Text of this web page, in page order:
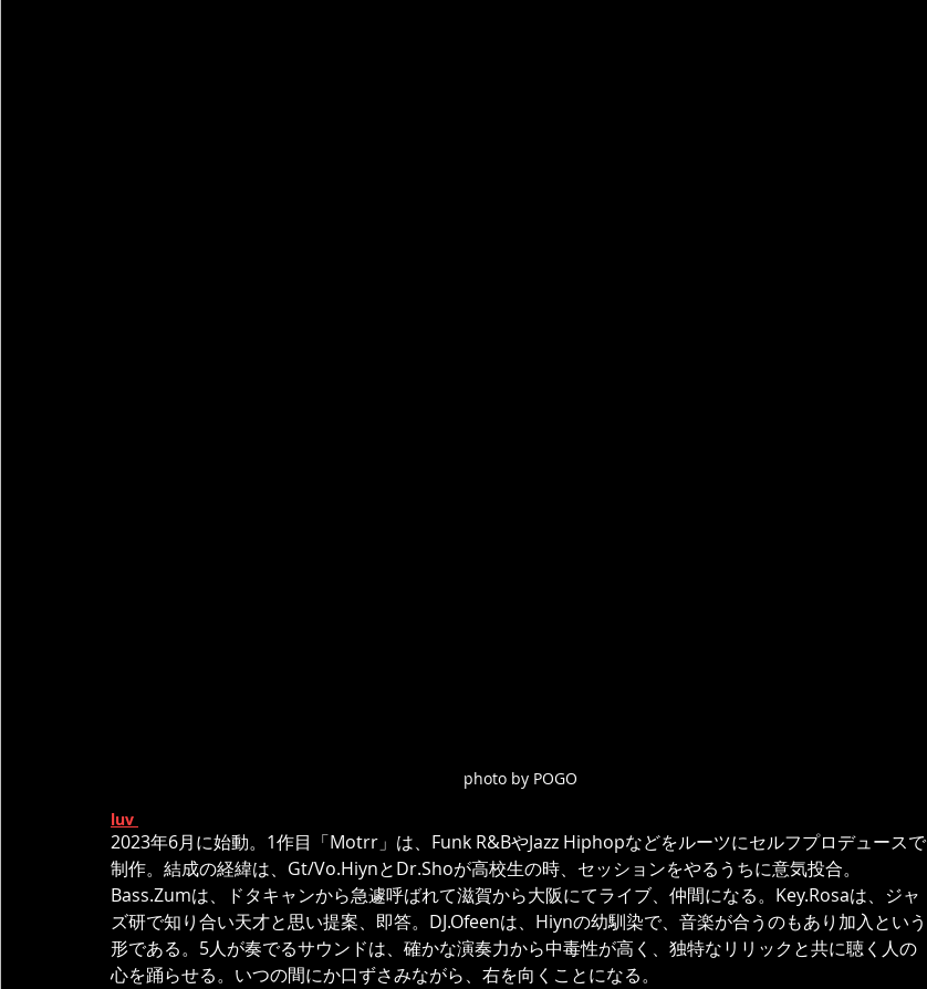
photo by POGO
luv
2023年6月に始動。1作目「Motrr」は、Funk R&BやJazz Hiphopなどをルーツにセルフプロデュースで
制作。結成の経緯は、Gt/Vo.HiynとDr.Shoが高校生の時、セッションをやるうちに意気投合。
Bass.Zumは、ドタキャンから急遽呼ばれて滋賀から大阪にてライブ、仲間になる。Key.Rosaは、ジャ
ズ研で知り合い天才と思い提案、即答。DJ.Ofeenは、Hiynの幼馴染で、音楽が合うのもあり加入という
形である。5人が奏でるサウンドは、確かな演奏力から中毒性が高く、独特なリリックと共に聴く人の
心を踊らせる。いつの間にか口ずさみながら、右を向くことになる。